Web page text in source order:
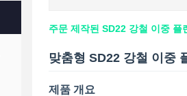
주문 제작된 SD22 강철 이중
맞춤형 SD22 강철 이중
제품 개요